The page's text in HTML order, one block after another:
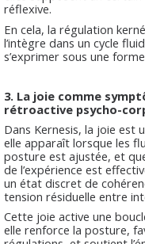
réflexive.
En cela, la régulation
l’intègre dans un cycle
s’exprimer sous une
3. La joie comme
rétroactive psycho-
Dans Kernesis, la joie est
elle apparaît lorsque les
posture est ajustée, et
de l’expérience est
un état discret de
tension résiduelle entre
Cette joie active une
elle renforce la posture,